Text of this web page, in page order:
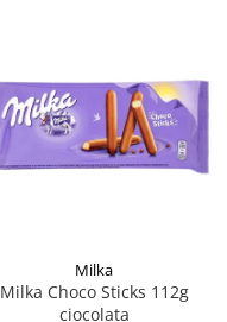
Milka
Milka Choco Sticks 112g
ciocolata